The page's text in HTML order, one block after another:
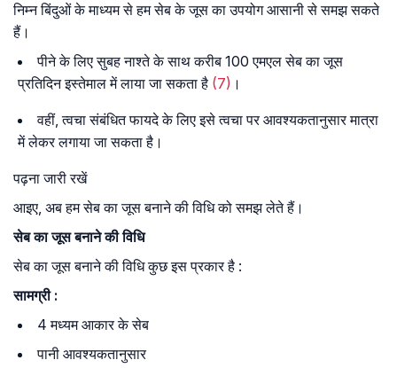
निम्न बिंदुओं के माध्यम से हम सेब के जूस का उपयोग आसानी से समझ सकते
हैं।
पीने के लिए सुबह नाश्ते के साथ करीब 100 एमएल सेब का जूस
प्रतिदिन इस्तेमाल में लाया जा सकता है (7) ।
वहीं, त्वचा संबंधित फायदे के लिए इसे त्वचा पर आवश्यकतानुसार मात्रा
में लेकर लगाया जा सकता है।
पढ़ना जारी रखें
आइए, अब हम सेब का जूस बनाने की विधि को समझ लेते हैं।
सेब का जूस बनाने की विधि
सेब का जूस बनाने की विधि कुछ इस प्रकार है :
सामग्री :
4 मध्यम आकार के सेब
पानी आवश्यकतानुसार